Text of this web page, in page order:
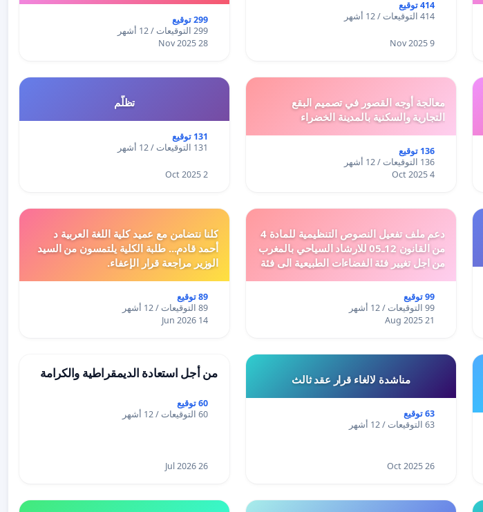
414 توقيع
414 التوقيعات / 12 أشهر
9 Nov 2025
299 توقيع
299 التوقيعات / 12 أشهر
28 Nov 2025
معالجة أوجه القصور في تصميم البقع
التجارية والسكنية بالمدينة الخضراء
136 توقيع
136 التوقيعات / 12 أشهر
4 Oct 2025
تظلّم
131 توقيع
131 التوقيعات / 12 أشهر
2 Oct 2025
دعم ملف تفعيل النصوص التنظيمية للمادة 4
من القانون 12ـ05 للارشاد السياحي بالمغرب
من اجل تغيير فئة الفضاءات الطبيعية الى فئة
99 توقيع
99 التوقيعات / 12 أشهر
21 Aug 2025
كلنا نتضامن مع عميد كلية اللغة العربية د
أحمد قادم... طلبة الكلية يلتمسون من السيد
الوزير مراجعة قرار الإعفاء.
89 توقيع
89 التوقيعات / 12 أشهر
14 Jun 2026
مناشدة لالغاء قرار عقد ثالث
63 توقيع
63 التوقيعات / 12 أشهر
26 Oct 2025
من أجل استعادة الديمقراطية والكرامة
60 توقيع
60 التوقيعات / 12 أشهر
26 Jul 2026